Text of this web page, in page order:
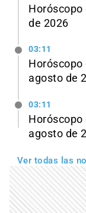
Horóscopo
de 2026
03:11
agosto de
03:11
agosto de
Ver todas las